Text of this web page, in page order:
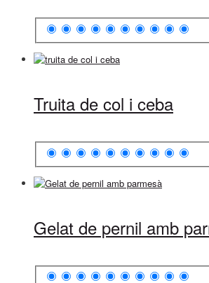
Truita de col i ceba
Gelat de pernil amb